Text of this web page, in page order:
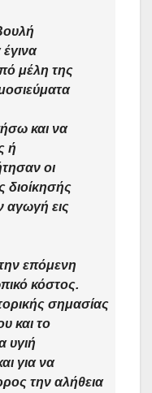
μέλη της
και να
ή
οι
διοίκησής
αγωγή εις
επόμενη
κόστος.
σημασίας
και το
υγιή
για να
την αλήθεια